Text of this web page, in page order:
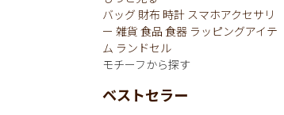
バッグ 財布 時計 スマホアクセサリ
ー 雑貨 食品 食器 ラッピングアイテ
ム ランドセル
モチーフから探す
ベストセラー